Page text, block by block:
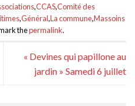
,CCAS,Comité des
,Général,La commune,Massoins
thepermalink.
« Devines qui papillone au
jardin » Samedi 6 juillet